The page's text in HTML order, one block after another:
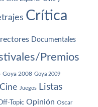
Crítica
Documentales
Premios
Goya 2008 Goya 2009
Juegos Listas
Topic Opinión Oscar